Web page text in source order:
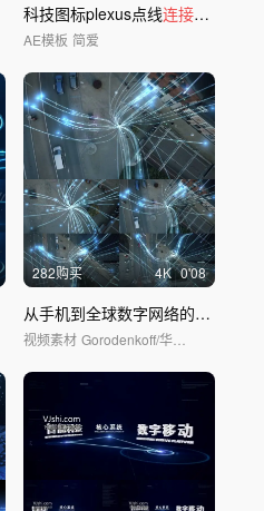
文字科技图标plexus点线连接大事记文
AE模板 简爱
282购买 4K 0'08
从手机到全球数字网络的信息线的电子商务
视频素材